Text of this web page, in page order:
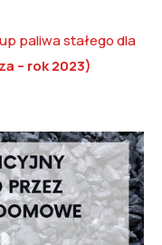
paliwa stałego dla
– rok 2023)